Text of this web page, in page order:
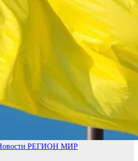
РЕГИОН МИР